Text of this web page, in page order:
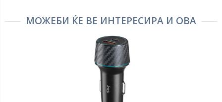
МОЖЕБИ ЌЕ ВЕ ИНТЕРЕСИРА И ОВА